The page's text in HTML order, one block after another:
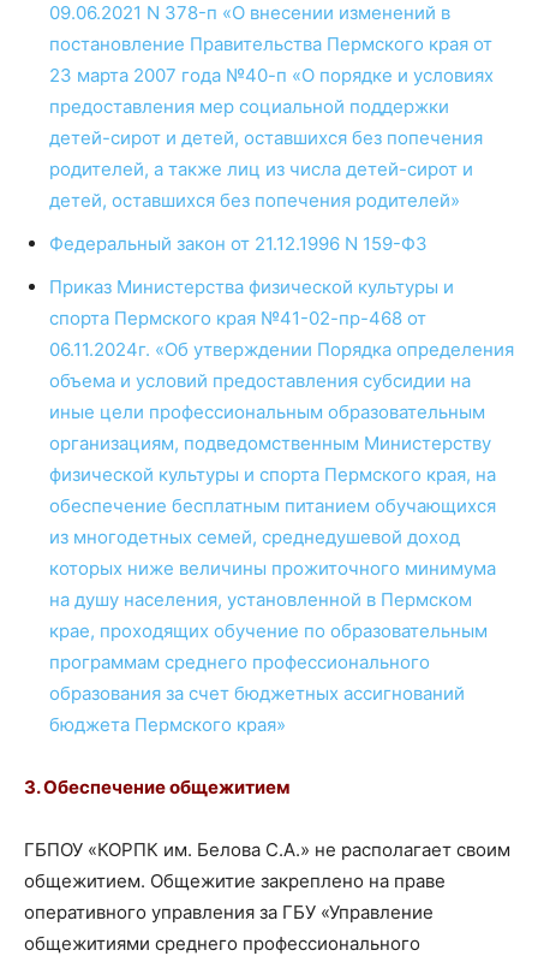
09.06.2021 N 378-п «О внесении изменений в
постановление Правительства Пермского края от
23 марта 2007 года №40-п «О порядке и условиях
предоставления мер социальной поддержки
детей-сирот и детей, оставшихся без попечения
родителей, а также лиц из числа детей-сирот и
детей, оставшихся без попечения родителей»
Федеральный закон от 21.12.1996 N 159-ФЗ
Приказ Министерства физической культуры и
спорта Пермского края №41-02-пр-468 от
06.11.2024г. «Об утверждении Порядка определения
объема и условий предоставления субсидии на
иные цели профессиональным образовательным
организациям, подведомственным Министерству
физической культуры и спорта Пермского края, на
обеспечение бесплатным питанием обучающихся
из многодетных семей, среднедушевой доход
которых ниже величины прожиточного минимума
на душу населения, установленной в Пермском
крае, проходящих обучение по образовательным
программам среднего профессионального
образования за счет бюджетных ассигнований
бюджета Пермского края»
3. Обеспечение общежитием
ГБПОУ «КОРПК им. Белова С.А.» не располагает своим
общежитием. Общежитие закреплено на праве
оперативного управления за ГБУ «Управление
общежитиями среднего профессионального